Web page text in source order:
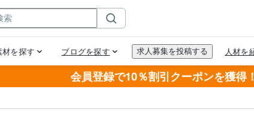
会員登録で10％割引クーポンを獲得！